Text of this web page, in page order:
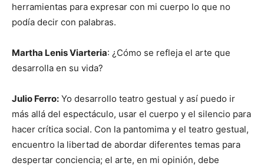
herramientas para expresar con mi cuerpo lo que no
podía decir con palabras.
Martha Lenis Viarteria: ¿Cómo se refleja el arte que
desarrolla en su vida?
Julio Ferro: Yo desarrollo teatro gestual y así puedo ir
más allá del espectáculo, usar el cuerpo y el silencio para
hacer crítica social. Con la pantomima y el teatro gestual,
encuentro la libertad de abordar diferentes temas para
despertar conciencia; el arte, en mi opinión, debe